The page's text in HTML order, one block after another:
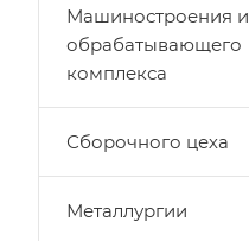
Машиностроения и
обрабатывающего
комплекса
Сборочного цеха
Металлургии